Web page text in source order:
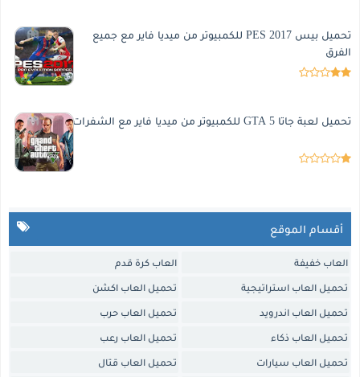
تحميل بيس 2017 PES للكمبيوتر من ميديا فاير مع جميع
الفرق
تحميل لعبة جاتا 5 GTA للكمبيوتر من ميديا فاير مع الشفرات
أقسام الموقع
العاب خفيفة العاب كرة قدم
تحميل العاب استراتيجية تحميل العاب اكشن
تحميل العاب اندرويد تحميل العاب حرب
تحميل العاب ذكاء تحميل العاب رعب
تحميل العاب سيارات تحميل العاب قتال